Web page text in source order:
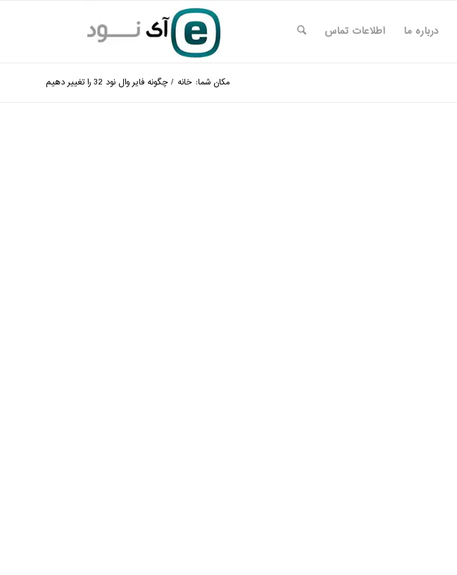
درباره ما اطلاعات تماس
مکان شما: خانه / چگونه فایر وال نود 32 را تغییر دهیم